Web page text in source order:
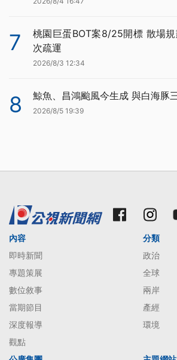
7
桃園巨蛋BOT案8/25開標 散場
次疏運
2026/8/3 12:34
8 鯨魚、昌鴻颱風今生成 與白海豚
2026/8/5 19:39
內容
即時新聞
專題策展
數位敘事
當期節目
深度報導
觀點
分類
政治
全球
兩岸
產經
環境